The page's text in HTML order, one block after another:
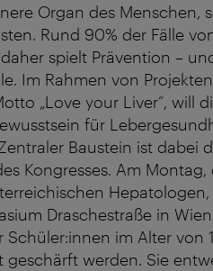
Organ des Menschen,
Rund 90% der Fälle
spielt Prävention –
Im Rahmen von
„Love your Liver“, will
für
Baustein ist dabei
Kongresses. Am Montag,
Draschestraße in
im Alter von
werden. Sie